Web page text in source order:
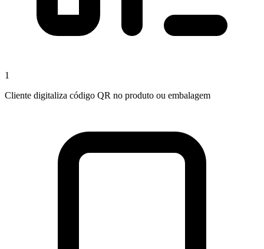
1
Cliente digitaliza código QR no produto ou embalagem